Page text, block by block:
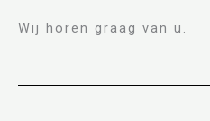
Wij horen graag van u.